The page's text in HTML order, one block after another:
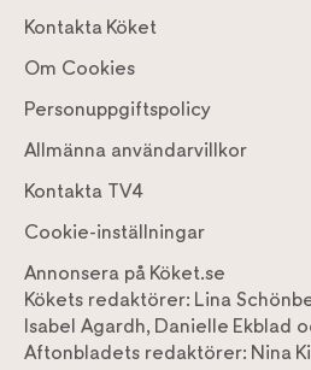
Kontakta Köket
Om Cookies
Personuppgiftspolicy
Allmänna användarvillkor
Kontakta TV4
Cookie-inställningar
Annonsera på Köket.se
Kökets redaktörer: Lina
Isabel Agardh, Danielle Ekblad
Aftonbladets redaktörer: Nina